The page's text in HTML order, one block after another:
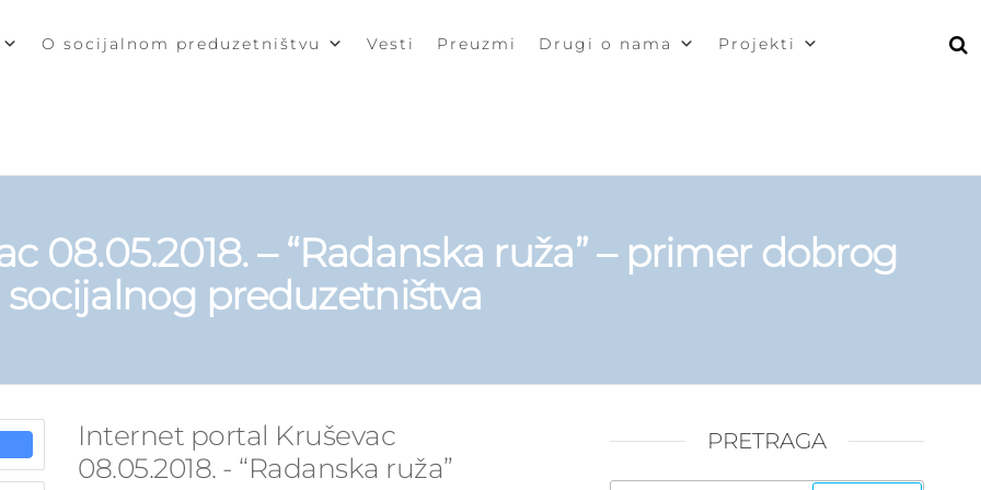
O socijalnom preduzetništvu Vesti Preuzmi Drugi o nama Projekti
08.05.2018. – “Radanska ruža” – primer dobrog
socijalnog preduzetništva
Internet portal Kruševac
08.05.2018. - “Radanska ruža”
PRETRAGA